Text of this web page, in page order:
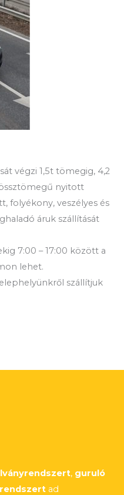
végzi 1,5t tömegig, 4,2
nyitott
folyékony, veszélyes és
áruk szállítását
7:00 – 17:00 között a
lehet.
szállítjuk
, guruló
ad